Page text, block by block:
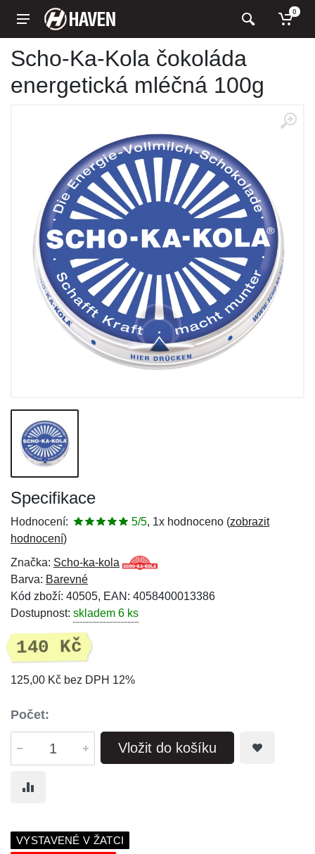
0
Scho-Ka-Kola čokoláda
energetická mléčná 100g
Specifikace
Hodnocení: 5/5, 1x hodnoceno (zobrazit
hodnocení)
Značka: Scho-ka-kola
Barva: Barevné
Kód zboží: 40505, EAN: 4058400013386
Dostupnost: skladem 6 ks
140 Kč
125,00 Kč bez DPH 12%
Počet:
Vložit do košíku
VYSTAVENÉ V ŽATCI